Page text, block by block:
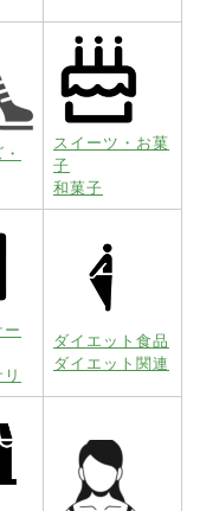
スイーツ・お菓
子
和菓子
ー
ダイエット食品
ダイエット関連